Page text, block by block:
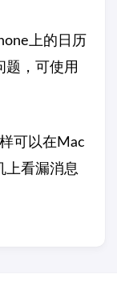
上的日历
题，可使用
可以在Mac
上看漏消息